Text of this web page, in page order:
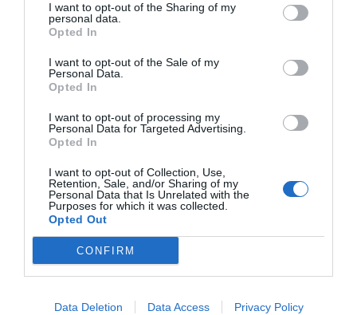
I want to opt-out of the Sharing of my
personal data.
Opted In
I want to opt-out of the Sale of my
Personal Data.
Opted In
I want to opt-out of processing my
Personal Data for Targeted Advertising.
Opted In
I want to opt-out of Collection, Use,
Retention, Sale, and/or Sharing of my
Personal Data that Is Unrelated with the
Purposes for which it was collected.
Opted Out
CONFIRM
Data Deletion Data Access Privacy Policy
al rànquing tenim una actuació en marxa per a
reduir la perillositat".
Però en aquesta avaluació també hi ha
entre Figueres i Girona, el tram amb menys risc de
tota Catalunya. No ha registrat cap accident
mortal o greu durant aquest període, tot i la seva
intensitat (més de 32.000 vehicles diaris).
Els nous reptes del
trànsit: l'alliberament dels
peatges i els efectes de la